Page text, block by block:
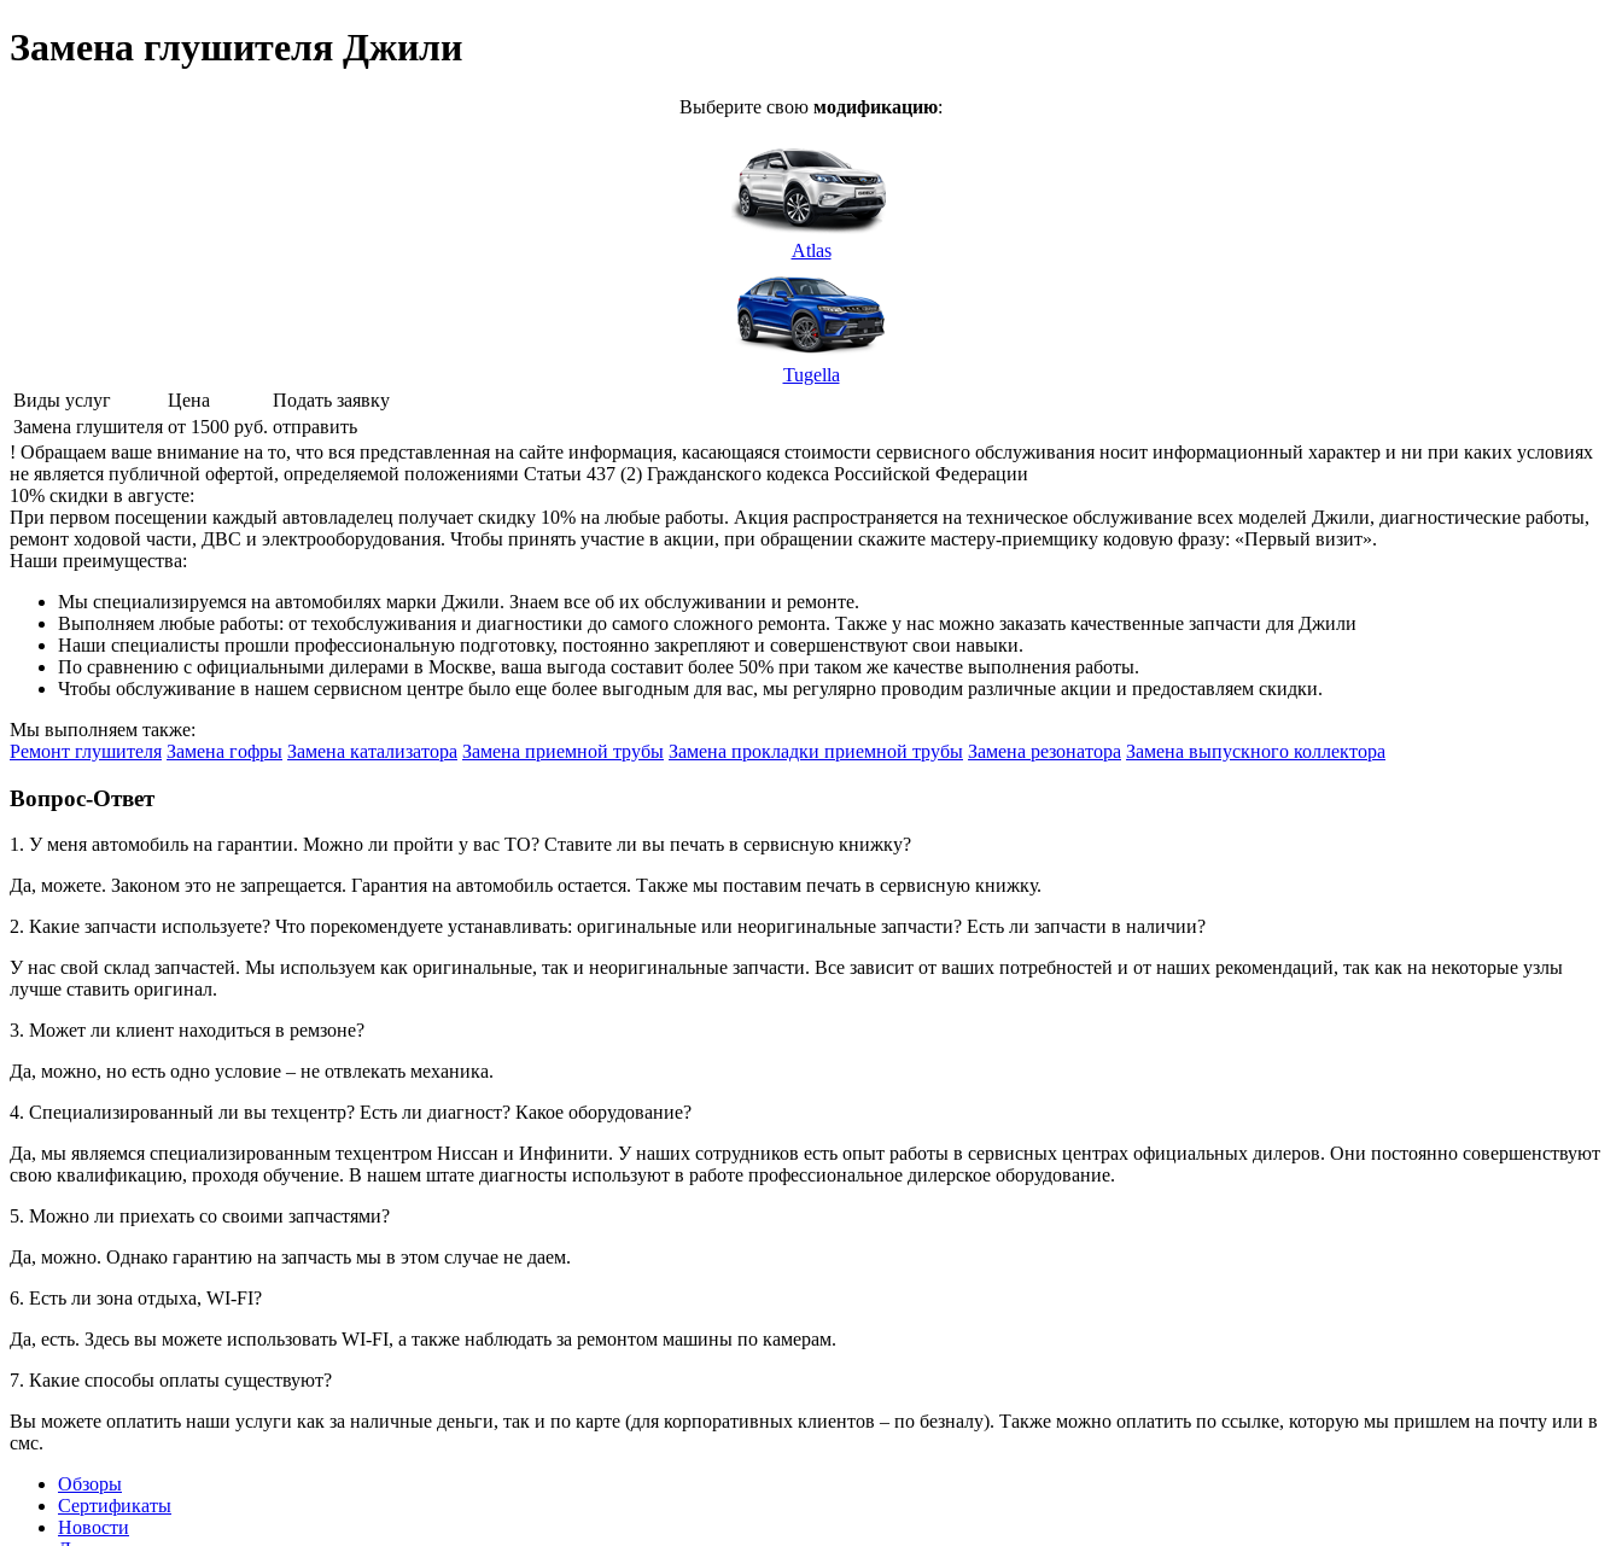
Замена глушителя Джили
Выберите свою модификацию:
Atlas
Tugella
Виды услуг
Цена
Подать заявку
Замена глушителя от 1500 руб. отправить
! Обращаем ваше внимание на то, что вся представленная на сайте информация, касающаяся стоимости сервисного обслуживания носит информационный характер и ни при каких условиях
не является публичной офертой, определяемой положениями Статьи 437 (2) Гражданского кодекса Российской Федерации
10% скидки в августе:
При первом посещении каждый автовладелец получает скидку 10% на любые работы. Акция распространяется на техническое обслуживание всех моделей Джили, диагностические работы,
ремонт ходовой части, ДВС и электрооборудования. Чтобы принять участие в акции, при обращении скажите мастеру-приемщику кодовую фразу: «Первый визит».
Наши преимущества:
Мы специализируемся на автомобилях марки Джили. Знаем все об их обслуживании и ремонте.
Выполняем любые работы: от техобслуживания и диагностики до самого сложного ремонта. Также у нас можно заказать качественные запчасти для Джили
Наши специалисты прошли профессиональную подготовку, постоянно закрепляют и совершенствуют свои навыки.
По сравнению с официальными дилерами в Москве, ваша выгода составит более 50% при таком же качестве выполнения работы.
Чтобы обслуживание в нашем сервисном центре было еще более выгодным для вас, мы регулярно проводим различные акции и предоставляем скидки.
Мы выполняем также:
Ремонт глушителя Замена гофры Замена катализатора Замена приемной трубы Замена прокладки приемной трубы Замена резонатора Замена выпускного коллектора
Вопрос-Ответ
1. У меня автомобиль на гарантии. Можно ли пройти у вас ТО? Ставите ли вы печать в сервисную книжку?
Да, можете. Законом это не запрещается. Гарантия на автомобиль остается. Также мы поставим печать в сервисную книжку.
2. Какие запчасти используете? Что порекомендуете устанавливать: оригинальные или неоригинальные запчасти? Есть ли запчасти в наличии?
У нас свой склад запчастей. Мы используем как оригинальные, так и неоригинальные запчасти. Все зависит от ваших потребностей и от наших рекомендаций, так как на некоторые узлы
лучше ставить оригинал.
3. Может ли клиент находиться в ремзоне?
Да, можно, но есть одно условие – не отвлекать механика.
4. Специализированный ли вы техцентр? Есть ли диагност? Какое оборудование?
Да, мы являемся специализированным техцентром Ниссан и Инфинити. У наших сотрудников есть опыт работы в сервисных центрах официальных дилеров. Они постоянно совершенствуют
свою квалификацию, проходя обучение. В нашем штате диагносты используют в работе профессиональное дилерское оборудование.
5. Можно ли приехать со своими запчастями?
Да, можно. Однако гарантию на запчасть мы в этом случае не даем.
6. Есть ли зона отдыха, WI-FI?
Да, есть. Здесь вы можете использовать WI-FI, а также наблюдать за ремонтом машины по камерам.
7. Какие способы оплаты существуют?
Вы можете оплатить наши услуги как за наличные деньги, так и по карте (для корпоративных клиентов – по безналу). Также можно оплатить по ссылке, которую мы пришлем на почту или в
смс.
Обзоры
Сертификаты
Новости